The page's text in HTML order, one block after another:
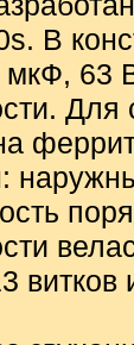
В
мкФ, 63
Для